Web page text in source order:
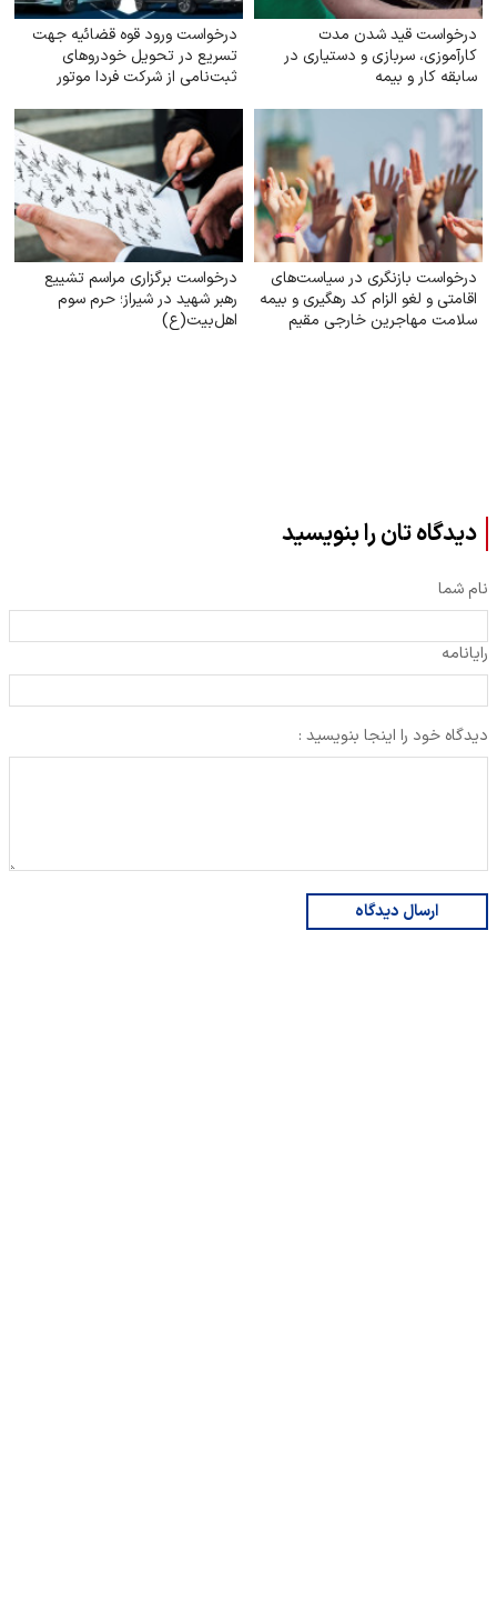
درخواست قید شدن مدت
کارآموزی، سربازی و دستیاری در
سابقه کار و بیمه
درخواست ورود قوه قضائیه جهت
تسریع در تحویل خودروهای
ثبت‌نامی از شرکت فردا موتور
درخواست بازنگری در سیاست‌های
اقامتی و لغو الزام کد رهگیری و بیمه
سلامت مهاجرین خارجی مقیم
درخواست برگزاری مراسم تشییع
رهبر شهید در شیراز؛ حرم سوم
اهل‌بیت(ع)
دیدگاه تان را بنویسید
نام شما
رایانامه
دیدگاه خود را اینجا بنویسید :
ارسال دیدگاه